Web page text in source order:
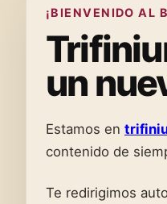
¡BIENVENIDO AL
un
Estamos en
contenido de
Te redirigimos